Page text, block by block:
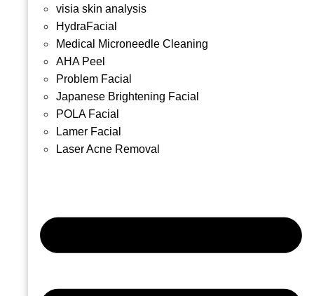
visia skin analysis
HydraFacial
Medical Microneedle Cleaning
AHA Peel
Problem Facial
Japanese Brightening Facial
POLA Facial
Lamer Facial
Laser Acne Removal